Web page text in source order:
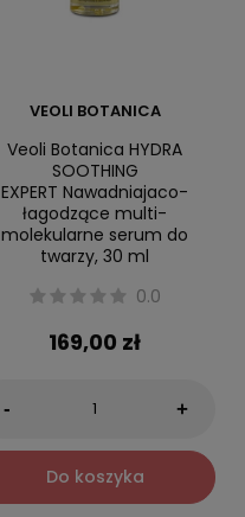
VEOLI BOTANICA
Veoli Botanica HYDRA
SOOTHING
EXPERT Nawadniajaco-
łagodzące multi-
molekularne serum do
twarzy, 30 ml
0.0
169,00 zł
- +
Do koszyka